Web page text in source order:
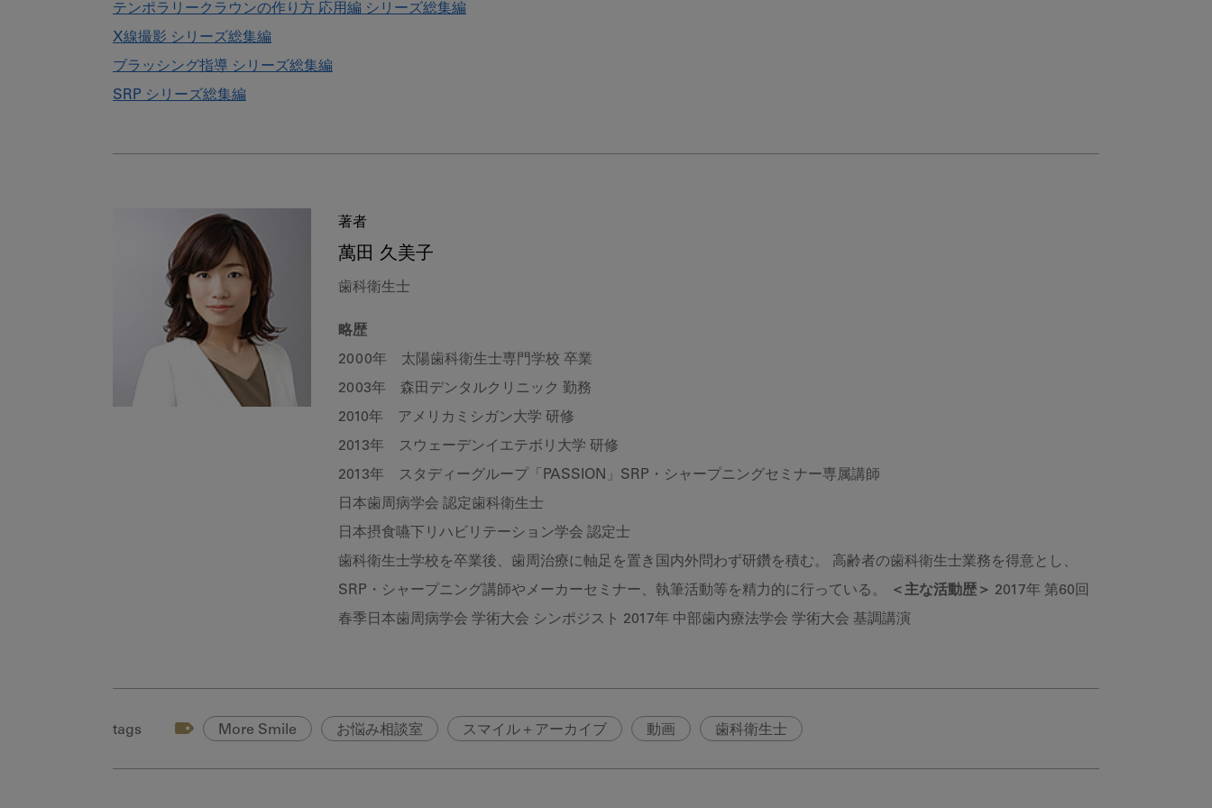
テンポラリークラウンの作り方 応用編 シリーズ総集編
X線撮影 シリーズ総集編
ブラッシング指導 シリーズ総集編
SRP シリーズ総集編
著者
萬田 久美子
歯科衛生士
略歴
2000年 太陽歯科衛生士専門学校 卒業
2003年 森田デンタルクリニック 勤務
2010年 アメリカミシガン大学 研修
2013年 スウェーデンイエテボリ大学 研修
2013年 スタディーグループ「PASSION」SRP・シャープニングセミナー専属講師
日本歯周病学会 認定歯科衛生士
日本摂食嚥下リハビリテーション学会 認定士
歯科衛生士学校を卒業後、歯周治療に軸足を置き国内外問わず研鑽を積む。 高齢者の歯科衛生士業務を得意とし、
SRP・シャープニング講師やメーカーセミナー、執筆活動等を精力的に行っている。
＜主な活動歴＞ 2017年 第60回
春季日本歯周病学会 学術大会 シンポジスト 2017年 中部歯内療法学会 学術大会 基調講演
tags More Smile お悩み相談室 スマイル＋アーカイブ 動画 歯科衛生士